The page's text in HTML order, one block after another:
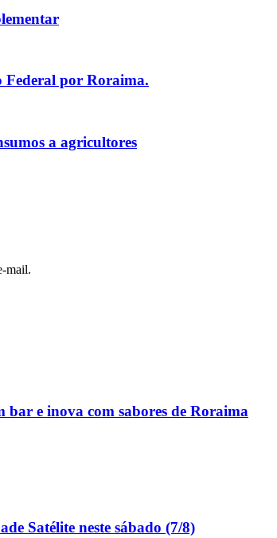
Federal por Roraima.
a agricultores
mail.
bar e inova com sabores de Roraima
Satélite neste sábado (7/8)